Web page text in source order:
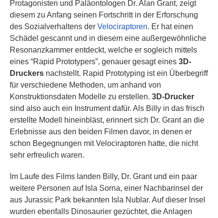
Protagonisten und Paläontologen Dr. Alan Grant, zeigt
diesem zu Anfang seinen Fortschritt in der Erforschung
des Sozialverhaltens der Velociraptoren. Er hat einen
Schädel gescannt und in diesem eine außergewöhnliche
Resonanzkammer entdeckt, welche er sogleich mittels
eines “Rapid Prototypers”, genauer gesagt eines 3D-
Druckers nachstellt. Rapid Prototyping ist ein Überbegriff
für verschiedene Methoden, um anhand von
Konstruktionsdaten Modelle zu erstellen. 3D-Drucker
sind also auch ein Instrument dafür. Als Billy in das frisch
erstellte Modell hineinbläst, erinnert sich Dr. Grant an die
Erlebnisse aus den beiden Filmen davor, in denen er
schon Begegnungen mit Velociraptoren hatte, die nicht
sehr erfreulich waren.
Im Laufe des Films landen Billy, Dr. Grant und ein paar
weitere Personen auf Isla Sorna, einer Nachbarinsel der
aus Jurassic Park bekannten Isla Nublar. Auf dieser Insel
wurden ebenfalls Dinosaurier gezüchtet, die Anlagen